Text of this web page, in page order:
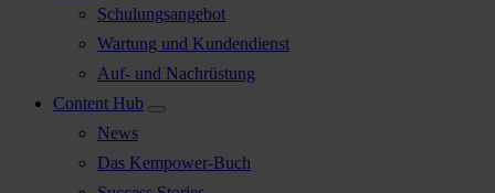
Schulungsangebot
Wartung und Kundendienst
Auf- und Nachrüstung
Content Hub
News
Das Kempower-Buch